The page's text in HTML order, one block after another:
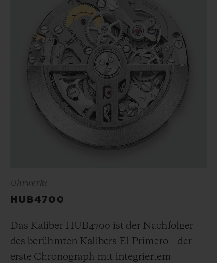
Uhrwerke
HUB4700
Das Kaliber HUB4700 ist der Nachfolger
des berühmten Kalibers El Primero – der
erste Chronograph mit integriertem